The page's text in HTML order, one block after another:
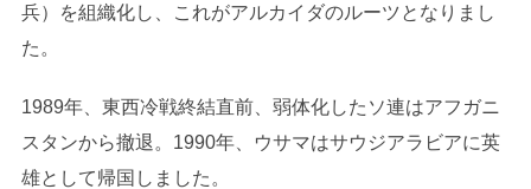
兵）を組織化し、これがアルカイダのルーツとなりまし
た。
1989年、東西冷戦終結直前、弱体化したソ連はアフガニ
スタンから撤退。1990年、ウサマはサウジアラビアに英
雄として帰国しました。